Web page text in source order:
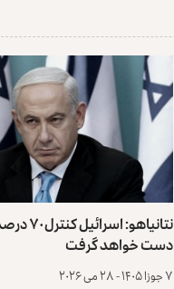
نتانیاهو:
دست خواهد گرفت
۷ جوزا ۱۴۰۵ - ۲۸ می ۲۰۲۶